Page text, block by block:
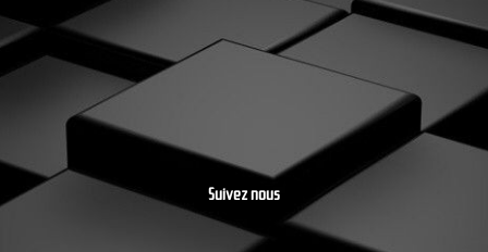
Suivez nous